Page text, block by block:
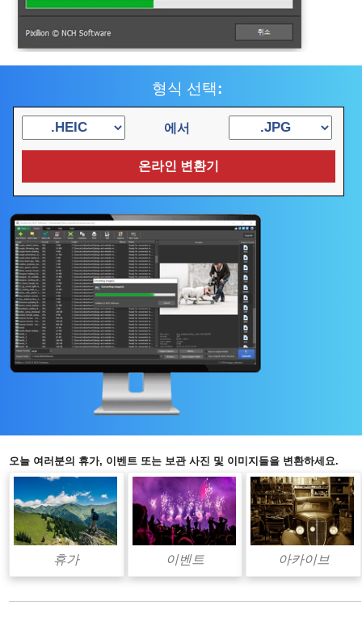
형식 선택:
에서
온라인 변환기
오늘 여러분의 휴가, 이벤트 또는 보관 사진 및 이미지들을 변환하세요.
휴가 이벤트 아카이브